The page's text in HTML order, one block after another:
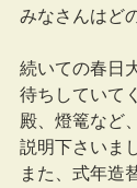
みなさんはど
続いての春日
待ちしていて
殿、燈篭など
説明下さいま
また、式年造